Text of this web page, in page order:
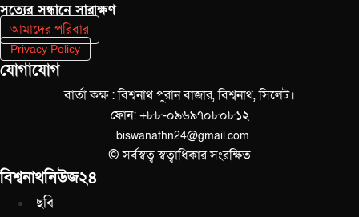
সত‌্যের সন্ধানে সারাক্ষণ
আমাদের পরিবার
Privacy Policy
যোগাযোগ
বার্তা কক্ষ : বিশ্বনাথ পুরান বাজার, বিশ্বনাথ, সিলেট।
ফোন: +৮৮-০৯৬৯৭০৮০৮১২
biswanathn24@gmail.com
© সর্বস্বত্ব স্বত্বাধিকার সংরক্ষিত
বিশ্বনাথনিউজ২৪
ছবি